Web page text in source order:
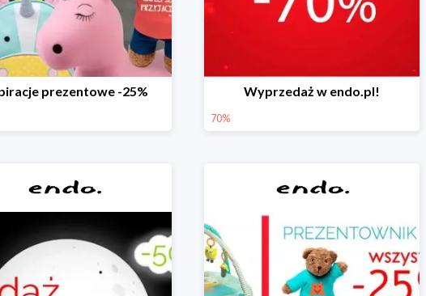
prezentowe -25% Wyprzedaż w endo.pl!
70%